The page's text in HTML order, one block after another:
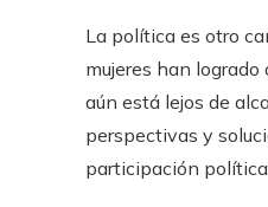
La política es otro
mujeres han
aún está lejos de
perspectivas y
participación